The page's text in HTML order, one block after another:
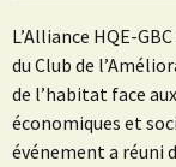
L’Alliance HQE-
du Club de
de l’habitat face
économiques et
événement a réuni